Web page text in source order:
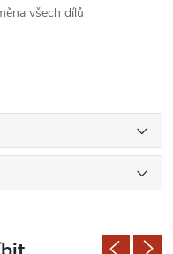
všech dílů